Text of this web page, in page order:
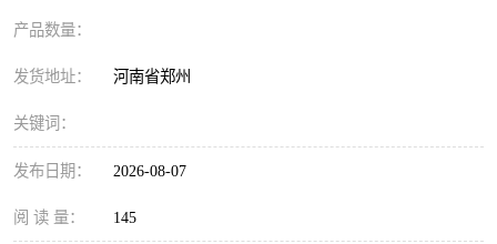
产品数量：
发货地址： 河南省郑州
关键词：
发布日期： 2026-08-07
阅 读 量： 145